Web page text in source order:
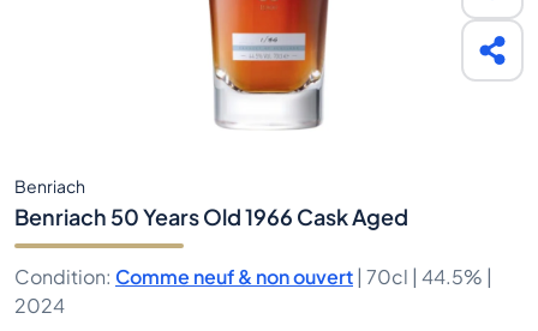
Benriach
Benriach 50 Years Old 1966 Cask Aged
Condition: Comme neuf & non ouvert | 70cl | 44.5% |
2024